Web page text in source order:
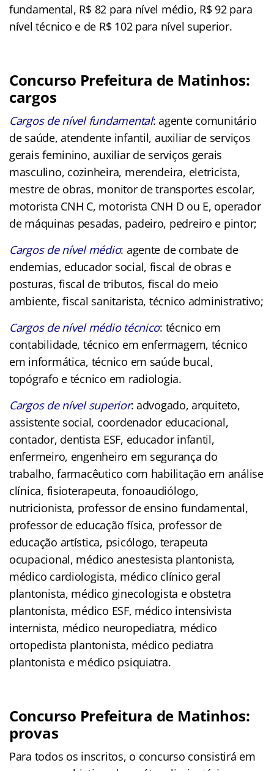
fundamental, R$ 82 para nível médio, R$ 92 para
nível técnico e de R$ 102 para nível superior.
Concurso Prefeitura de Matinhos:
cargos
Cargos de nível fundamental: agente comunitário
de saúde, atendente infantil, auxiliar de serviços
gerais feminino, auxiliar de serviços gerais
masculino, cozinheira, merendeira, eletricista,
mestre de obras, monitor de transportes escolar,
motorista CNH C, motorista CNH D ou E, operador
de máquinas pesadas, padeiro, pedreiro e pintor;
Cargos de nível médio: agente de combate de
endemias, educador social, fiscal de obras e
posturas, fiscal de tributos, fiscal do meio
ambiente, fiscal sanitarista, técnico administrativo;
Cargos de nível médio técnico: técnico em
contabilidade, técnico em enfermagem, técnico
em informática, técnico em saúde bucal,
topógrafo e técnico em radiologia.
Cargos de nível superior: advogado, arquiteto,
assistente social, coordenador educacional,
contador, dentista ESF, educador infantil,
enfermeiro, engenheiro em segurança do
trabalho, farmacêutico com habilitação em análise
clínica, fisioterapeuta, fonoaudiólogo,
nutricionista, professor de ensino fundamental,
professor de educação física, professor de
educação artística, psicólogo, terapeuta
ocupacional, médico anestesista plantonista,
médico cardiologista, médico clínico geral
plantonista, médico ginecologista e obstetra
plantonista, médico ESF, médico intensivista
internista, médico neuropediatra, médico
ortopedista plantonista, médico pediatra
plantonista e médico psiquiatra.
Concurso Prefeitura de Matinhos:
provas
Para todos os inscritos, o concurso consistirá em